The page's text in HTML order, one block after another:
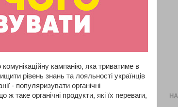
кампанію, яка триватиме в
рівень знань та лояльності українців
- популяризувати органічні
таке органічні продукти, які їх переваги,